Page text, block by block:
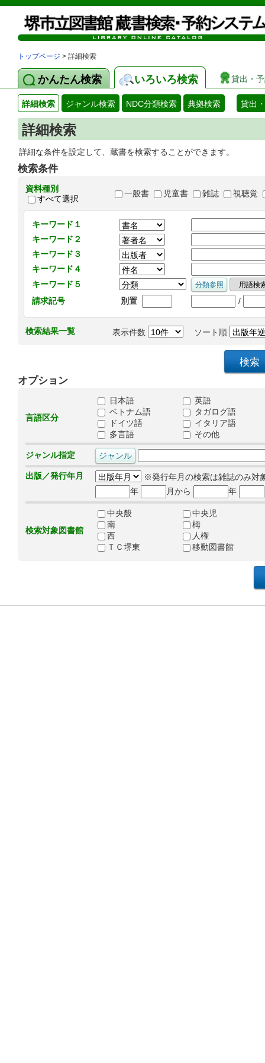
トップページ > 詳細検索
かんたん検索 いろいろ検索 貸出・
詳細検索 ジャンル検索 NDC分類検索 典拠検索 貸出
詳細検索
詳細な条件を設定して、蔵書を検索することができます。
検索条件
資料種別
すべて選択
一般書 児童書 雑誌 視聴覚
キーワード１
キーワード２
キーワード３
キーワード４
キーワード５
請求記号
別置 /
検索結果一覧 表示件数 ソート順
オプション
言語区分
日本語
英語
ベトナム語
タガログ語
ドイツ語
イタリア語
多言語
その他
ジャンル指定
出版／発行年月
※発行年月の検索は雑誌のみ対
年
月から 年
検索対象図書館
中央般
中央児
南
栂
西
人権
ＴＣ堺東
移動図書館